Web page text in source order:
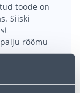
toode on
Siiski
rõõmu
- oma
et leida